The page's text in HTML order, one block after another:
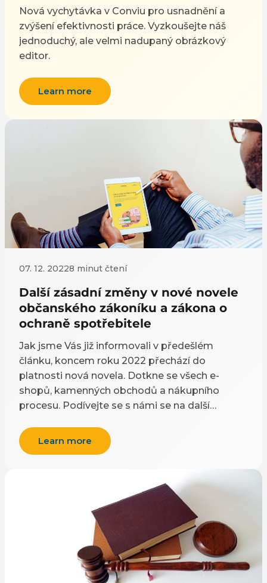
Nová vychytávka v Conviu pro usnadnění a
zvýšení efektivnosti práce. Vyzkoušejte náš
jednoduchý, ale velmi nadupaný obrázkový
editor.
Learn more
07. 12. 20228 minut čtení
Další zásadní změny v nové novele
občanského zákoníku a zákona o
ochraně spotřebitele
Jak jsme Vás již informovali v předešlém
článku, koncem roku 2022 přechází do
platnosti nová novela. Dotkne se všech e-
shopů, kamenných obchodů a nákupního
procesu. Podívejte se s námi se na další
Learn more